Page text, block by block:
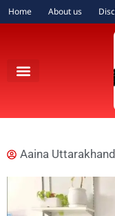
Home About us
Aaina Uttarakhand